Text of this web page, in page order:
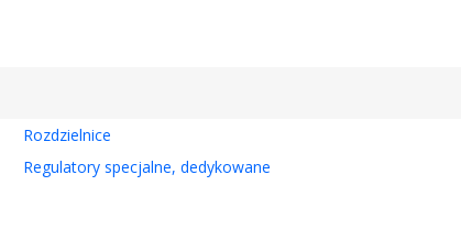
Rozdzielnice
Regulatory specjalne, dedykowane